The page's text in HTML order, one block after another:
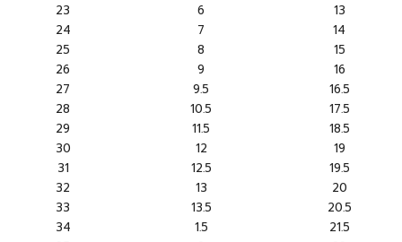
23
6
13
24
7
14
25
8
15
26
9
16
27
9.5
16.5
28
10.5
17.5
29
11.5
18.5
30
12
19
31
12.5
19.5
32
13
20
33
13.5
20.5
34
1.5
21.5